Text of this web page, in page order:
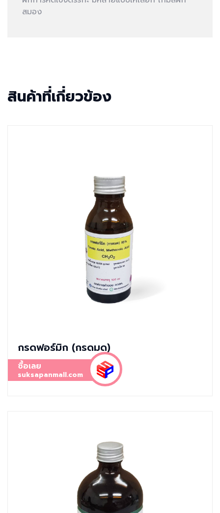
สมอง
สินค้าที่เกี่ยวข้อง
กรดฟอร์มิก (กรดมด)
ซื้อเลย
suksapanmall.com